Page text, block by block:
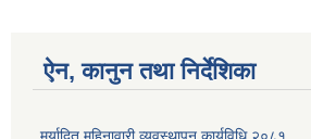
ऐन, कानुन तथा निर्देशिका